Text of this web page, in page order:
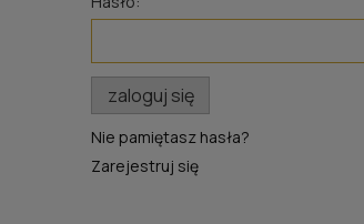
zaloguj się
Nie pamiętasz hasła?
Zarejestruj się